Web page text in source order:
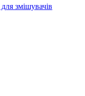
змішувачів